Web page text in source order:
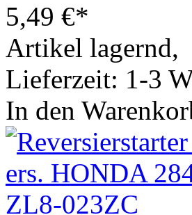
5,49 €*
Artikel lagernd,
Lieferzeit: 1-3
In den